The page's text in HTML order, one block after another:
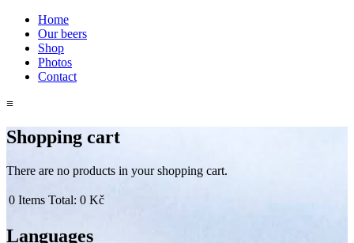
Skip to main content
Main menu
Home
Our beers
Shop
Photos
Contact
≡
Shopping cart
There are no products in your shopping cart.
0 Items Total: 0 Kč
Languages